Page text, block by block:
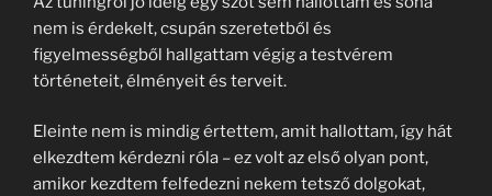
nem is érdekelt, csupán szeretetből és
figyelmességből hallgattam végig a testvérem
történeteit, élményeit és terveit.
Eleinte nem is mindig értettem, amit hallottam, így hát
elkezdtem kérdezni róla – ez volt az első olyan pont,
amikor kezdtem felfedezni nekem tetsző dolgokat,